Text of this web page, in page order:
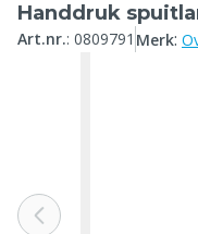
Handdruk
Art.nr.: 0809791 Merk: